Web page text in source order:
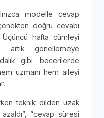
modelle cevap
doğru cevabı
hafta cümleyi
artık genellemeye
gibi becerilerde
uzmanı hem aileyi
teknik dilden uzak
“cevap süresi